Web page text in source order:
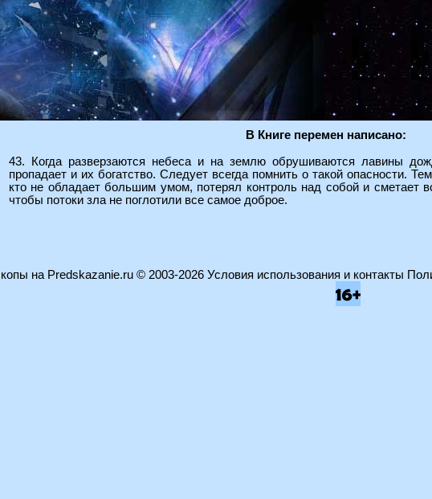
В Книге перемен написано:
43. Когда разверзаются небеса и на землю обрушиваются лавины
пропадает и их богатство. Следует всегда помнить о такой опасности.
кто не обладает большим умом, потерял контроль над собой и сметает
чтобы потоки зла не поглотили все самое доброе.
на Predskazanie.ru© 2003-2026 Условия использования и контакты